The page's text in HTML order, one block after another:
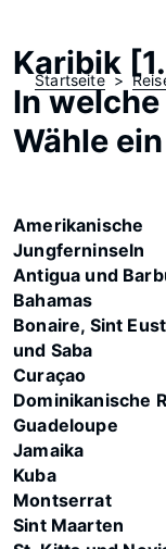
Startseite
Karibik
In
Wähle
Amerikanische
Jungferninseln
Antigua und
Bahamas
Bonaire, Sint
und Saba
Curaçao
Dominikanische
Guadeloupe
Jamaika
Kuba
Montserrat
Sint Maarten